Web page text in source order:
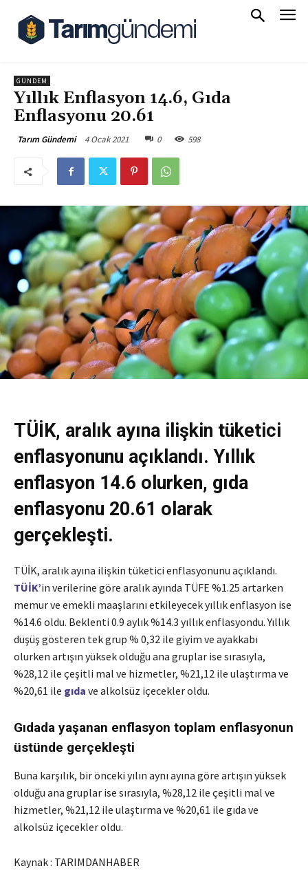
GÜNDEM
Yıllık Enflasyon 14.6, Gıda
Enflasyonu 20.61
Tarım Gündemi 4 Ocak 2021 0 598
TÜİK, aralık ayına ilişkin tüketici
enflasyonunu açıklandı. Yıllık
enflasyon 14.6 olurken, gıda
enflasyonu 20.61 olarak
gerçekleşti.
TÜİK, aralık ayına ilişkin tüketici enflasyonunu açıklandı.
TÜİK’in verilerine göre aralık ayında TÜFE %1.25 artarken
memur ve emekli maaşlarını etkileyecek yıllık enflasyon ise
%14.6 oldu. Beklenti 0.9 aylık %14.3 yıllık enflasyondu. Yıllık
düşüş gösteren tek grup % 0,32 ile giyim ve ayakkabı
olurken artışın yüksek olduğu ana gruplar ise sırasıyla,
%28,12 ile çeşitli mal ve hizmetler, %21,12 ile ulaştırma ve
%20,61 ile gıda ve alkolsüz içecekler oldu.
Gıdada yaşanan enflasyon toplam enflasyonun
üstünde gerçekleşti
Buna karşılık, bir önceki yılın aynı ayına göre artışın yüksek
olduğu ana gruplar ise sırasıyla, %28,12 ile çeşitli mal ve
hizmetler, %21,12 ile ulaştırma ve %20,61 ile gıda ve
alkolsüz içecekler oldu.
Kaynak : TARIMDANHABER